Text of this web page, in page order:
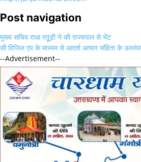
Post navigation
मुख्य सचिव राधा रतूूड़ी ने की राज्यपाल से भेंट
सी विजिल एप के माध्यम से आदर्श आचार संहिता के
--Advertisement--